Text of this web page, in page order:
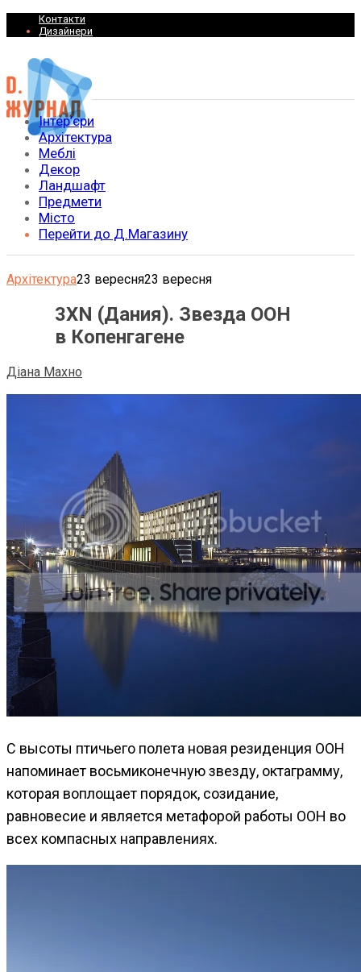
Контакти
Дизайнери
Інтер’єри
Архітектура
Меблі
Декор
Ландшафт
Предмети
Місто
Перейти до Д.Магазину
Архітектура23 вересня23 вересня
3XN (Дания). Звезда ООН
в Копенгагене
Діана Махно
С высоты птичьего полета новая резиденция ООН
напоминает восьмиконечную звезду, октаграмму,
которая воплощает порядок, созидание,
равновесие и является метафорой работы ООН во
всех компасных направлениях.